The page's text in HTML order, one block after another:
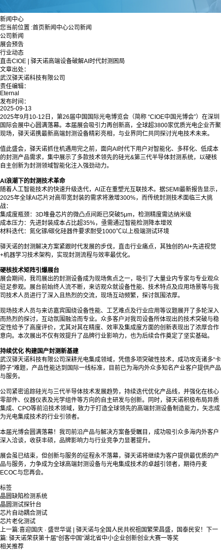
新闻中心
您当前位置 :首页新闻中心公司新闻
公司新闻
展会预告
行业动态
直击CIOE | 驿天诺高端设备破解AI时代封测困局
文章出处：
武汉驿天诺科技有限公司
责任编辑：
Eternal
发布时间：
2025-09-13
2025年9月10-12日，第26届中国国际光电博览会（简称 “CIOE中国光博会”）在深圳
国际会展中心圆满落幕。本届展会吸引力再创新高，全球超3800家优质光电企业齐聚
现场，驿天诺携最新高端封测设备精彩亮相，与业界同仁共同探讨光电技术未来。
值此盛会，驿天诺抓住机遇用完之前，面向AI时代下用户对智能化、多样化、低成本
的封测产品需求，集中展示了多款技术领先的硅光&第三代半导体封测系统，以硬核
自主创新为封测领域智能化注入强劲动力。
AI浪潮下的封测技术革命
随着人工智能技术的快速升级迭代，AI正在重塑光互联技术。据SEMI最新报告显示，
2025年全球AI芯片对高带宽封装的需求将激增300%，而传统封测技术面临三大挑
战：
集成度瓶颈：3D堆叠芯片的微凸点间距已突破5μm，检测精度需达纳米级
成本压力：先进封装成本占比超35%，亟需通过智能检测降本增效
材料迭代：氮化镓/碳化硅器件要求耐受1000℃以上极端测试环境
驿天诺的封测解决方案紧跟时代发展的步伐，直击行业痛点，其独创的AI+先进视觉
+机器学习技术架构，实现封测流程与效率最优化。
硬核技术矩阵引爆展台
展会期间，我司展出的封测设备成为现场焦点之一，吸引了大量业内专家与专业观众
驻足参观。展台前始终人流不断，来访观众就设备性能、技术特点及应用场景等与我
司技术人员进行了深入且热烈的交流，现场互动频繁，探讨氛围浓厚。
现场技术人员与来访嘉宾围绕设备性能、工艺难点及行业应用等议题展开了多轮深入
而热烈的探讨，互动氛围融洽而专业。众多客户对我司设备所体现出的技术突破与稳
定性给予了高度评价，尤其对其在精度、效率及集成度方面的创新表现出了浓厚合作
意向。本次展出不仅有效提升了品牌行业影响力，也为后续合作奠定了坚实基础。
持续优化 构建国产封测新基建
武汉驿天诺科技有限公司深耕光电集成领域，凭借多项突破性技术，成功攻克诸多“卡
脖子”难题，产品性能达到国际一线标准，目前已为海内外众多知名产业客户提供产品
与服务。
公司紧密追踪硅光与三代半导体技术发展趋势，持续迭代优化产品线，并强化在核心
零部件、仪器仪表及光学组件等方向的自主研发与创新。同时，驿天诺积极布局异质
集成、CPO等前沿技术领域，致力于打造全球领先的高端封测设备制造能力，矢志成
为光电集成技术的行业引领者。
本届光博会圆满落幕！我司前沿产品与解决方案备受瞩目，成功吸引众多海内外客户
深入洽谈，收获丰硕，品牌影响力与行业竞争力显著提升。
展会虽已结束，但创新与服务的征程永不落幕，驿天诺将继续为客户提供最优质的产
品与服务，力争成为全球高端封测设备与光电集成技术的卓越引领者，期待丹麦
ECOC与您再会。
标签
晶圆缺陷检测系统
晶圆测试探针台
芯片自动耦合测试
芯片老化测试
上一篇:喜迎国庆 · 盛世华诞 | 驿天诺与全国人民共祝祖国繁荣昌盛，国泰民安！
下一
篇: 驿天诺荣获第十届“创客中国”湖北省中小企业创新创业大赛一等奖
相关推荐